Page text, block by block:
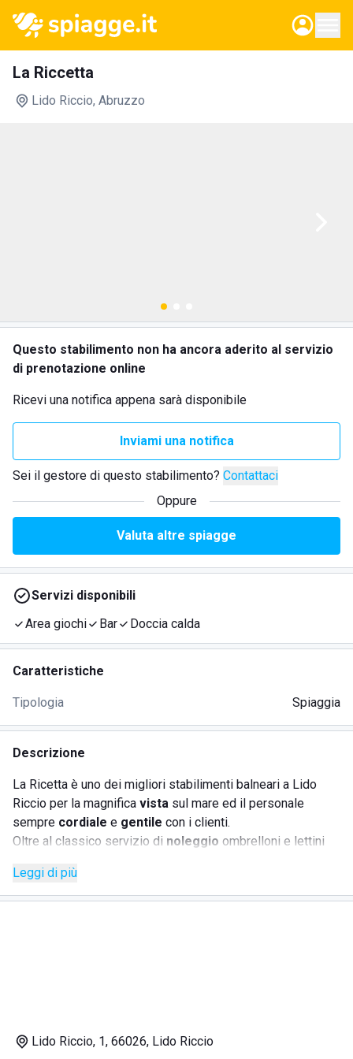
La Riccetta
Lido Riccio, Abruzzo
Questo stabilimento non ha ancora aderito al servizio
di prenotazione online
Ricevi una notifica appena sarà disponibile
Inviami una notifica
Sei il gestore di questo stabilimento? Contattaci
Oppure
Valuta altre spiagge
Servizi disponibili
Area giochi
Bar Doccia calda
Caratteristiche
Tipologia Spiaggia
Descrizione
La Ricetta è uno dei migliori stabilimenti balneari a Lido
Riccio per la magnifica vista sul mare ed il personale
sempre cordiale e gentile con i clienti.
Oltre al classico servizio di noleggio ombrelloni e lettini
concedere un
serata.
Leggi di più
Lido Riccio, 1, 66026, Lido Riccio